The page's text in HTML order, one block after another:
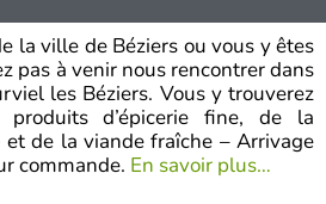
u
5 la ville de Béziers ou vous y êtes
pas à venir nous rencontrer dans
les Béziers. Vous y trouverez
d’épicerie fine, de la
de la viande fraîche – Arrivage
commande. En savoir plus…